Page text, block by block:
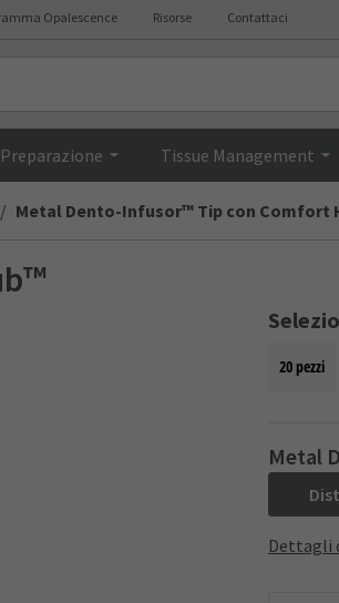
Opalescence Risorse Contattaci
Preparazione Tissue Management
Metal Dento-Infusor™ Tip con Comfort
20 pezzi
Metal
Dettagli